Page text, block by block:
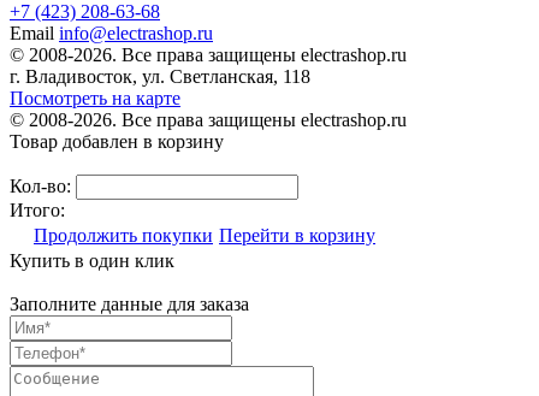
+7 (423) 208-63-68
Email info@electrashop.ru
© 2008-2026. Все права защищены electrashop.ru
г. Владивосток, ул. Светланская, 118
Посмотреть на карте
© 2008-2026. Все права защищены electrashop.ru
Товар добавлен в корзину
Кол-во:
Итого:
Продолжить покупки Перейти в корзину
Купить в один клик
Заполните данные для заказа